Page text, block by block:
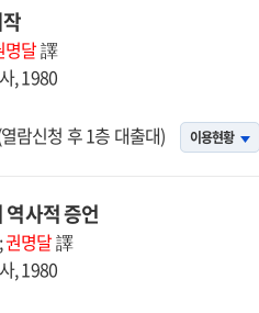
명달譯
, 1980
람신청 후 1층 대출대) 이용현황
역사적 증언
권명달譯
, 1980